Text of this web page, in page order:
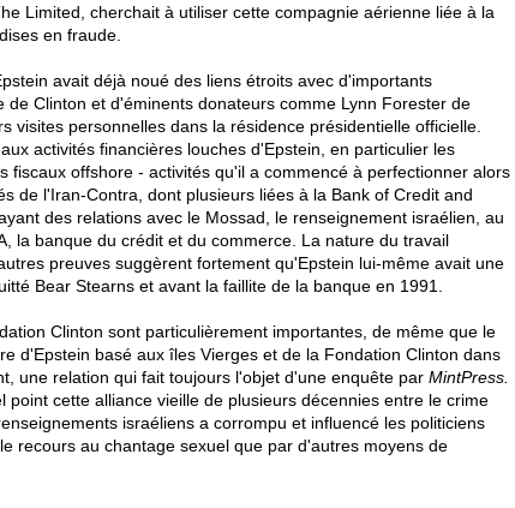
Limited, cherchait à utiliser cette compagnie aérienne liée à la
en fraude.
avait déjà noué des liens étroits avec d'importants
de Clinton et d'éminents donateurs comme Lynn Forester de
visites personnelles dans la résidence présidentielle officielle.
activités financières louches d'Epstein, en particulier les
fiscaux offshore - activités qu'il a commencé à perfectionner alors
de l'Iran-Contra, dont plusieurs liées à la Bank of Credit and
des relations avec le Mossad, le renseignement israélien, au
la banque du crédit et du commerce. La nature du travail
preuves suggèrent fortement qu'Epstein lui-même avait une
Bear Stearns et avant la faillite de la banque en 1991.
Clinton sont particulièrement importantes, de même que le
d'Epstein basé aux îles Vierges et de la Fondation Clinton dans
une relation qui fait toujours l'objet d'une enquête par MintPress.
point cette alliance vieille de plusieurs décennies entre le crime
israéliens a corrompu et influencé les politiciens
recours au chantage sexuel que par d'autres moyens de